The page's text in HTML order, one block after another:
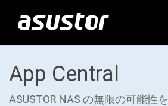
App Central
ASUSTOR NAS の無限の可能性